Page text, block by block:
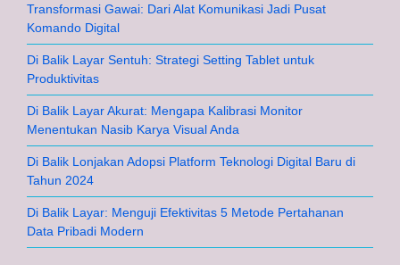
Transformasi Gawai: Dari Alat Komunikasi Jadi Pusat
Komando Digital
Di Balik Layar Sentuh: Strategi Setting Tablet untuk
Produktivitas
Di Balik Layar Akurat: Mengapa Kalibrasi Monitor
Menentukan Nasib Karya Visual Anda
Di Balik Lonjakan Adopsi Platform Teknologi Digital Baru di
Tahun 2024
Di Balik Layar: Menguji Efektivitas 5 Metode Pertahanan
Data Pribadi Modern